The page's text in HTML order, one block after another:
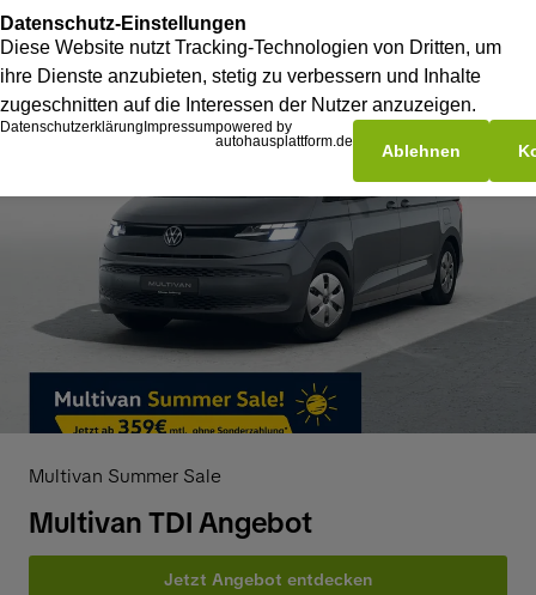
Multivan Summer Sale
Multivan TDI Angebot
Jetzt Angebot entdecken